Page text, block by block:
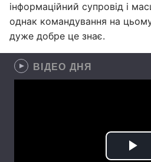
інформаційний супровід і
однак командування на
дуже добре це знає.
ВІДЕО ДНЯ